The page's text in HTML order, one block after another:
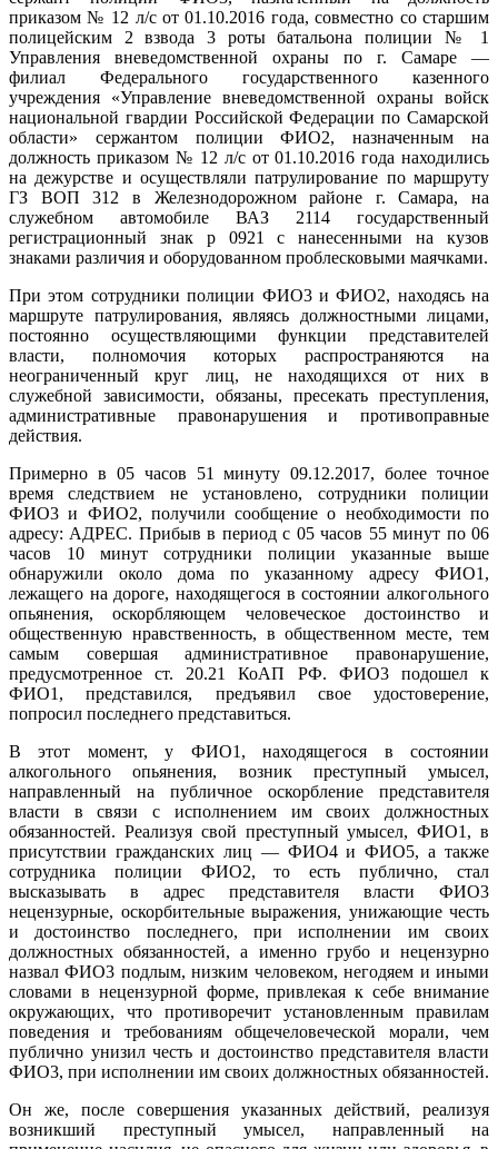
приказом № 12 л/с от 01.10.2016 года, совместно со старшим
полицейским 2 взвода 3 роты батальона полиции № 1
Управления вневедомственной охраны по г. Самаре —
филиал Федерального государственного казенного
учреждения «Управление вневедомственной охраны войск
национальной гвардии Российской Федерации по Самарской
области» сержантом полиции ФИО2, назначенным на
должность приказом № 12 л/с от 01.10.2016 года находились
на дежурстве и осуществляли патрулирование по маршруту
ГЗ ВОП 312 в Железнодорожном районе г. Самара, на
служебном автомобиле ВАЗ 2114 государственный
регистрационный знак р 0921 с нанесенными на кузов
знаками различия и оборудованном проблесковыми маячками.
При этом сотрудники полиции ФИО3 и ФИО2, находясь на
маршруте патрулирования, являясь должностными лицами,
постоянно осуществляющими функции представителей
власти, полномочия которых распространяются на
неограниченный круг лиц, не находящихся от них в
служебной зависимости, обязаны, пресекать преступления,
административные правонарушения и противоправные
действия.
Примерно в 05 часов 51 минуту 09.12.2017, более точное
время следствием не установлено, сотрудники полиции
ФИО3 и ФИО2, получили сообщение о необходимости по
адресу: АДРЕС. Прибыв в период с 05 часов 55 минут по 06
часов 10 минут сотрудники полиции указанные выше
обнаружили около дома по указанному адресу ФИО1,
лежащего на дороге, находящегося в состоянии алкогольного
опьянения, оскорбляющем человеческое достоинство и
общественную нравственность, в общественном месте, тем
самым совершая административное правонарушение,
предусмотренное ст. 20.21 КоАП РФ. ФИО3 подошел к
ФИО1, представился, предъявил свое удостоверение,
попросил последнего представиться.
В этот момент, у ФИО1, находящегося в состоянии
алкогольного опьянения, возник преступный умысел,
направленный на публичное оскорбление представителя
власти в связи с исполнением им своих должностных
обязанностей. Реализуя свой преступный умысел, ФИО1, в
присутствии гражданских лиц — ФИО4 и ФИО5, а также
сотрудника полиции ФИО2, то есть публично, стал
высказывать в адрес представителя власти ФИО3
нецензурные, оскорбительные выражения, унижающие честь
и достоинство последнего, при исполнении им своих
должностных обязанностей, а именно грубо и нецензурно
назвал ФИО3 подлым, низким человеком, негодяем и иными
словами в нецензурной форме, привлекая к себе внимание
окружающих, что противоречит установленным правилам
поведения и требованиям общечеловеческой морали, чем
публично унизил честь и достоинство представителя власти
ФИО3, при исполнении им своих должностных обязанностей.
Он же, после совершения указанных действий, реализуя
возникший преступный умысел, направленный на